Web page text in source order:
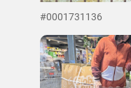
#0001731136